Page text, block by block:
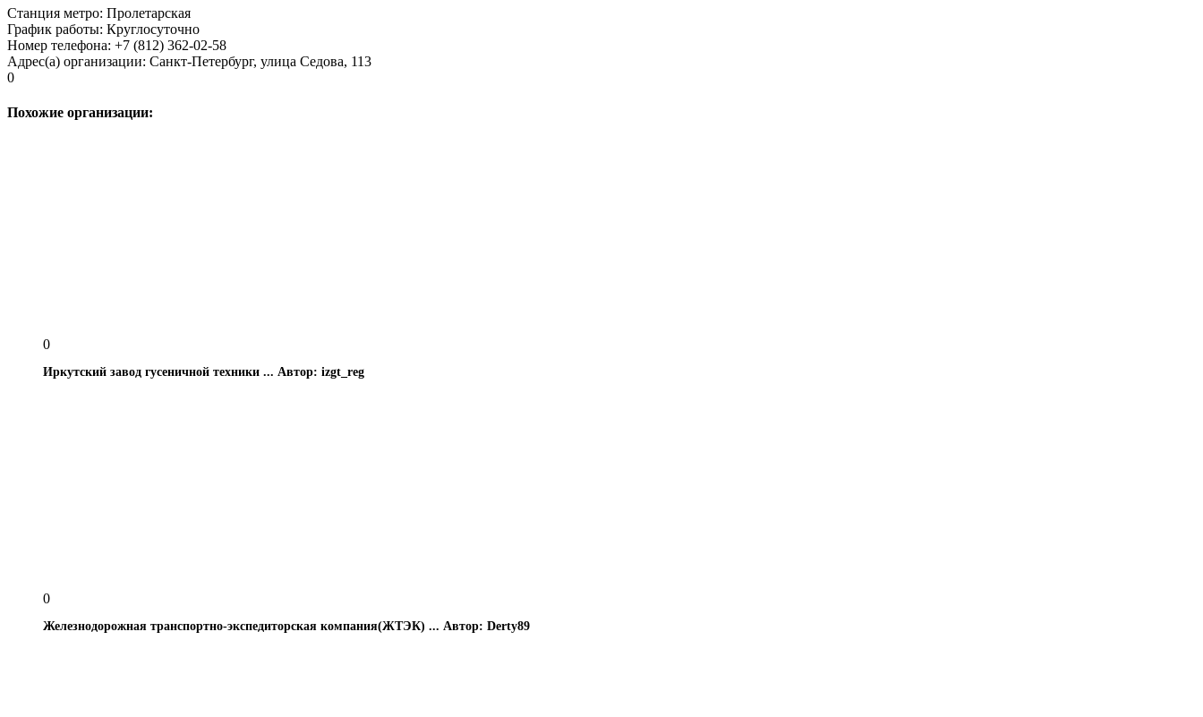
Станция метро: Пролетарская
График работы: Круглосуточно
Номер телефона: +7 (812) 362-02-58
Адрес(а) организации: Санкт-Петербург, улица Седова, 113
0
Похожие организации:
0
Иркутский завод гусеничной техники ... Автор: izgt_reg
0
Железнодорожная транспортно-экспедиторская компания(ЖТЭК) ... Автор: Derty89